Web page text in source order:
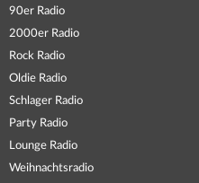
90er Radio
2000er Radio
Rock Radio
Oldie Radio
Schlager Radio
Party Radio
Lounge Radio
Weihnachtsradio